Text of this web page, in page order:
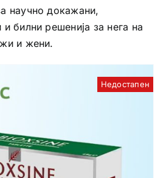
научно докажани,
и билни решенија за нега на
и жени.
Недостапен